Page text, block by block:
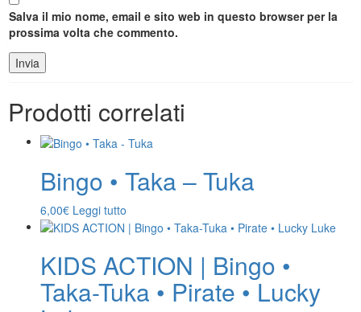
Salva il mio nome, email e sito web in questo browser per la
prossima volta che commento.
Prodotti correlati
Bingo • Taka – Tuka
6,00€ Leggi tutto
KIDS ACTION | Bingo •
Taka-Tuka • Pirate • Lucky